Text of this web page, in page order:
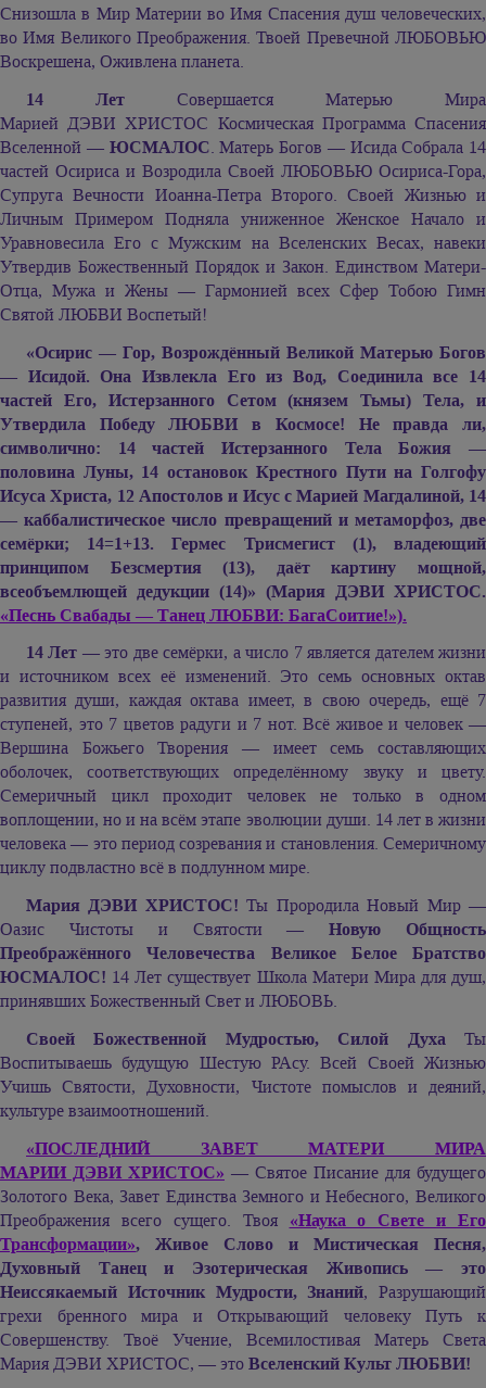
Снизошла в Мир Материи во Имя Спасения душ человеческих,
во Имя Великого Преображения. Твоей Превечной ЛЮБОВЬЮ
Воскрешена, Оживлена планета.
14 Лет Совершается Матерью Мира
Марией ДЭВИ ХРИСТОС Космическая Программа Спасения
Вселенной — ЮСМАЛОС. Матерь Богов — Исида Собрала 14
частей Осириса и Возродила Своей ЛЮБОВЬЮ Осириса-Гора,
Супруга Вечности Иоанна-Петра Второго. Своей Жизнью и
Личным Примером Подняла униженное Женское Начало и
Уравновесила Его с Мужским на Вселенских Весах, навеки
Утвердив Божественный Порядок и Закон. Единством Матери-
Отца, Мужа и Жены — Гармонией всех Сфер Тобою Гимн
Святой ЛЮБВИ Воспетый!
«Осирис — Гор, Возрождённый Великой Матерью Богов
— Исидой. Она Извлекла Его из Вод, Соединила все 14
частей Его, Истерзанного Сетом (князем Тьмы) Тела, и
Утвердила Победу ЛЮБВИ в Космосе! Не правда ли,
символично: 14 частей Истерзанного Тела Божия —
половина Луны, 14 остановок Крестного Пути на Голгофу
Исуса Христа, 12 Апостолов и Исус с Марией Магдалиной, 14
— каббалистическое число превращений и метаморфоз, две
семёрки; 14=1+13. Гермес Трисмегист (1), владеющий
принципом Безсмертия (13), даёт картину мощной,
всеобъемлющей дедукции (14)» (Мария ДЭВИ ХРИСТОС.
«Песнь Свабады — Танец ЛЮБВИ: БагаСоитие!»).
14 Лет — это две семёрки, а число 7 является дателем жизни
и источником всех её изменений. Это семь основных октав
развития души, каждая октава имеет, в свою очередь, ещё 7
ступеней, это 7 цветов радуги и 7 нот. Всё живое и человек —
Вершина Божьего Творения — имеет семь составляющих
оболочек, соответствующих определённому звуку и цвету.
Семеричный цикл проходит человек не только в одном
воплощении, но и на всём этапе эволюции души. 14 лет в жизни
человека — это период созревания и становления. Семеричному
циклу подвластно всё в подлунном мире.
Мария ДЭВИ ХРИСТОС! Ты Прородила Новый Мир —
Оазис Чистоты и Святости —Новую Общность
Преображённого Человечества Великое Белое Братство
ЮСМАЛОС! 14 Лет существует Школа Матери Мира для душ,
принявших Божественный Свет и ЛЮБОВЬ.
Своей Божественной Мудростью, Силой ДухаТы
Воспитываешь будущую Шестую РАсу. Всей Своей Жизнью
Учишь Святости, Духовности, Чистоте помыслов и деяний,
культуре взаимоотношений.
«ПОСЛЕДНИЙ ЗАВЕТ МАТЕРИ МИРА
МАРИИ ДЭВИ ХРИСТОС» — Святое Писание для будущего
Золотого Века, Завет Единства Земного и Небесного, Великого
Преображения всего сущего. Твоя «Наука о Свете и Его
Трансформации», Живое Слово и Мистическая Песня,
Духовный Танец и Эзотерическая Живопись — это
Неиссякаемый Источник Мудрости, Знаний, Разрушающий
грехи бренного мира и Открывающий человеку Путь к
Совершенству. Твоё Учение, Всемилостивая Матерь Света
Мария ДЭВИ ХРИСТОС, — этоВселенский Культ ЛЮБВИ!